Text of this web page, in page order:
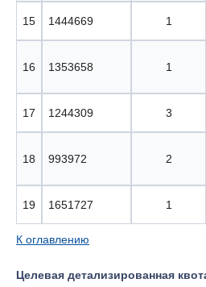
15 1444669 1
16 1353658 1
17 1244309 3
18 993972 2
19 1651727 1
К оглавлению
Целевая детализированная